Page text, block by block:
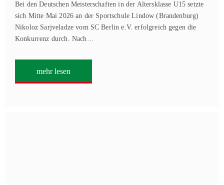
Bei den Deutschen Meisterschaften in der Altersklasse U15 setzte
sich Mitte Mai 2026 an der Sportschule Lindow (Brandenburg)
Nikoloz Sarjveladze vom SC Berlin e.V. erfolgreich gegen die
Konkurrenz durch. Nach…
mehr lesen